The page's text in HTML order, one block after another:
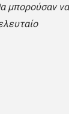
μπορούσαν να